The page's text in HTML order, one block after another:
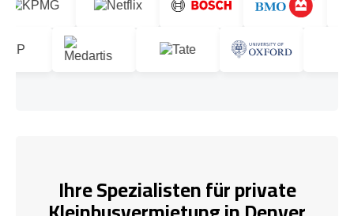
Ihre Spezialisten für private